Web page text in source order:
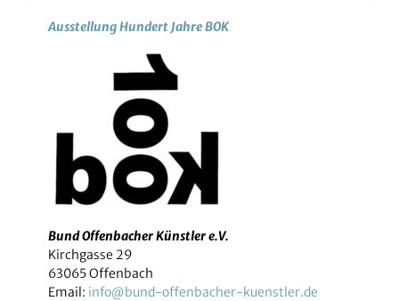
Ausstellung Hundert Jahre BOK
Bund Offenbacher Künstler e.V.
Kirchgasse 29
63065 Offenbach
Email: info@bund-offenbacher-kuenstler.de